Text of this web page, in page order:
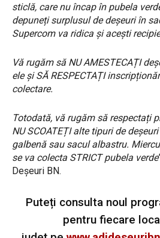
sticlă, care nu încap în pubela
depuneți surplusul de deșeuri în
Supercom va ridica și acești
Vă rugăm să NU AMESTECAȚI
ele și SĂ RESPECTAȚI
colectare.
Totodată, vă rugăm să respectați
NU SCOATEȚI alte tipuri de
galbenă sau sacul albastru.
se va colecta STRICT pubela verde
Deșeuri BN.
Puteți consulta noul
pentru fiecare